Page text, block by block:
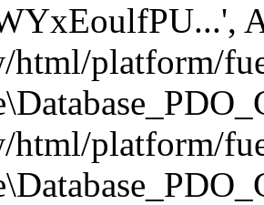
platform/
platform/